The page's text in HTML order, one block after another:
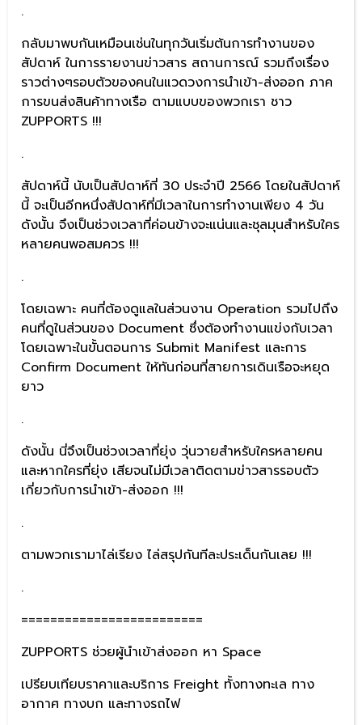
.
กลับมาพบกันเหมือนเช่นในทุกวันเริ่มต้นการทำงานของ
สัปดาห์ ในการรายงานข่าวสาร สถานการณ์ รวมถึงเรื่อง
ราวต่างๆรอบตัวของคนในแวดวงการนำเข้า-ส่งออก ภาค
การขนส่งสินค้าทางเรือ ตามแบบของพวกเรา ชาว
ZUPPORTS !!!
.
สัปดาห์นี้ นับเป็นสัปดาห์ที่ 30 ประจำปี 2566 โดยในสัปดาห์
นี้ จะเป็นอีกหนึ่งสัปดาห์ที่มีเวลาในการทำงานเพียง 4 วัน
ดังนั้น จึงเป็นช่วงเวลาที่ค่อนข้างจะแน่นและชุลมุนสำหรับใคร
หลายคนพอสมควร !!!
.
โดยเฉพาะ คนที่ต้องดูแลในส่วนงาน Operation รวมไปถึง
คนที่ดูในส่วนของ Document ซึ่งต้องทำงานแข่งกับเวลา
โดยเฉพาะในขั้นตอนการ Submit Manifest และการ
Confirm Document ให้ทันก่อนที่สายการเดินเรือจะหยุด
ยาว
.
ดังนั้น นี่จึงเป็นช่วงเวลาที่ยุ่ง วุ่นวายสำหรับใครหลายคน
และหากใครที่ยุ่ง เสียจนไม่มีเวลาติดตามข่าวสารรอบตัว
เกี่ยวกับการนำเข้า-ส่งออก !!!
.
ตามพวกเรามาไล่เรียง ไล่สรุปกันทีละประเด็นกันเลย !!!
.
=========================
ZUPPORTS ช่วยผู้นำเข้าส่งออก หา Space
เปรียบเทียบราคาและบริการ Freight ทั้งทางทะเล ทาง
อากาศ ทางบก และทางรถไฟ